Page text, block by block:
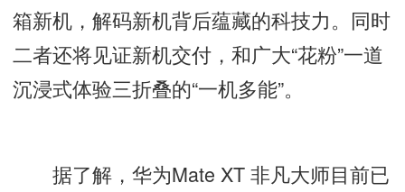
箱新机，解码新机背后蕴藏的科技力。同时
二者还将见证新机交付，和广大“花粉”一道
沉浸式体验三折叠的“一机多能”。
据了解，华为Mate XT 非凡大师目前已